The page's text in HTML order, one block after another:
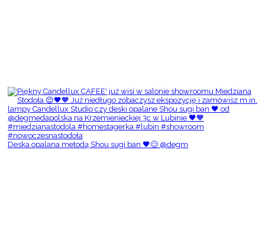
Deska opalana metodą Shou sugi ban 🖤😌 @degm